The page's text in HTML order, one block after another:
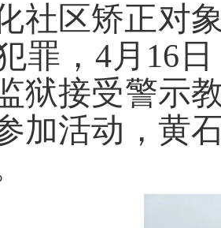
社区矫正对
罪，4月16
狱接受警示
加活动，黄